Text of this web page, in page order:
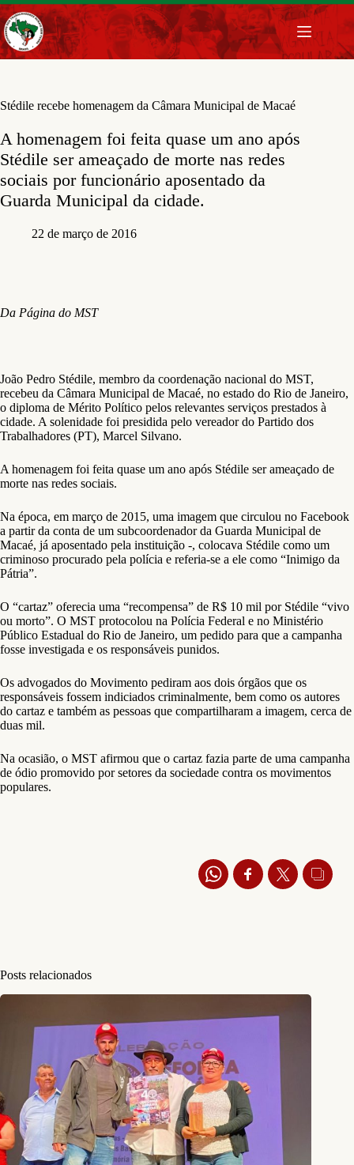
Pular
para
o
conteúdo
Stédile recebe homenagem da Câmara Municipal de Macaé
A homenagem foi feita quase um ano após
Stédile ser ameaçado de morte nas redes
sociais por funcionário aposentado da
Guarda Municipal da cidade.
22 de março de 2016
Da Página do MST
João Pedro Stédile, membro da coordenação nacional do MST,
recebeu da Câmara Municipal de Macaé, no estado do Rio de Janeiro,
o diploma de Mérito Político pelos relevantes serviços prestados à
cidade. A solenidade foi presidida pelo vereador do Partido dos
Trabalhadores (PT), Marcel Silvano.
A homenagem foi feita quase um ano após Stédile ser ameaçado de
morte nas redes sociais.
Na época, em março de 2015, uma imagem que circulou no Facebook
a partir da conta de um subcoordenador da Guarda Municipal de
Macaé, já aposentado pela instituição -, colocava Stédile como um
criminoso procurado pela polícia e referia-se a ele como “Inimigo da
Pátria”.
O “cartaz” oferecia uma “recompensa” de R$ 10 mil por Stédile “vivo
ou morto”. O MST protocolou na Polícia Federal e no Ministério
Público Estadual do Rio de Janeiro, um pedido para que a campanha
fosse investigada e os responsáveis punidos.
Os advogados do Movimento pediram aos dois órgãos que os
responsáveis fossem indiciados criminalmente, bem como os autores
do cartaz e também as pessoas que compartilharam a imagem, cerca de
duas mil.
Na ocasião, o MST afirmou que o cartaz fazia parte de uma campanha
de ódio promovido por setores da sociedade contra os movimentos
populares.
Posts relacionados